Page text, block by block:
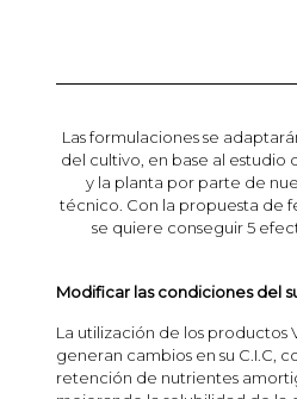
Las formulaciones se
del cultivo, en base al estudio
y la planta por parte de
técnico. Con la propuesta de
se quiere conseguir 5
Modificar las condiciones del
La utilización de los productos
generan cambios en su C.I.C,
retención de nutrientes